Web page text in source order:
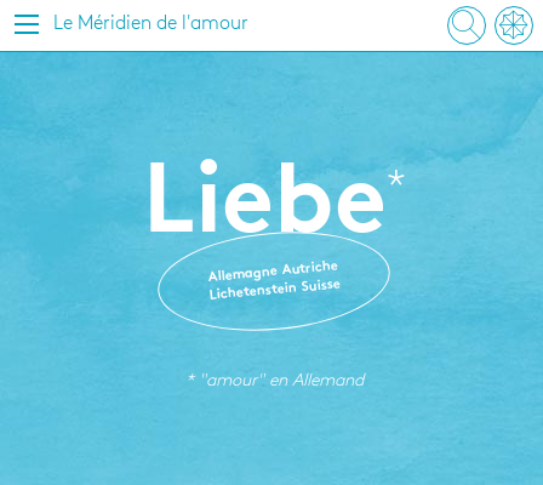
Le Méridien de l'amour
Liebe
Allemagne Autriche
Lichetenstein Suisse
* "amour" en Allemand